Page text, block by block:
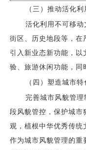
（三）推动活化利
活化利用不可移
街区、历史地段等，在
引入新业态新功能，以
验、旅游休闲功能，同
（四）塑造城市
完善城市风貌管
段风貌管控，保护城市
观，植根中华优秀传统
作为城市风貌管理的重